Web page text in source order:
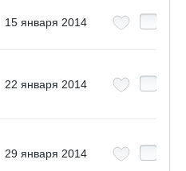
15 января 2014
22 января 2014
29 января 2014